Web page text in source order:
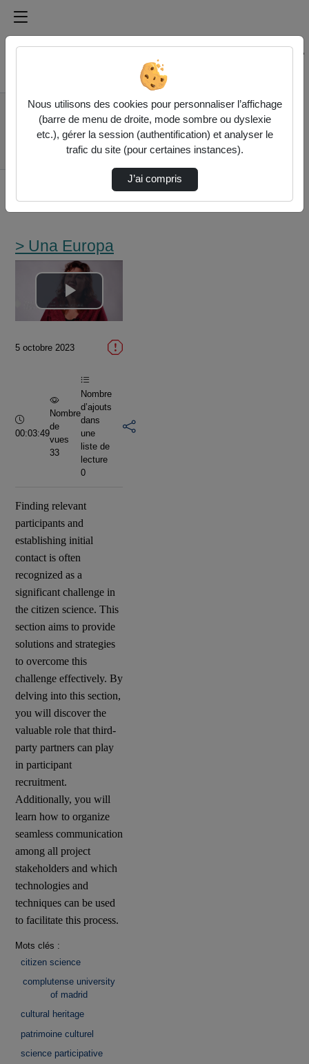
Médiathèque de l'université Paris
Rechercher un média sur Médiathèque de l'université
Accueil
> Una Europa
3. Alicia Castillo
Mena, "Engaging The
> Una Europa
Lire
la
vidéo
5 octobre 2023
Durée :
00:03:49
Nombre
de
vues
33
Nombre
d’ajouts
dans
une
liste de
lecture
0
Finding relevant
participants and
establishing initial
contact is often
recognized as a
significant challenge in
the citizen science. This
section aims to provide
solutions and strategies
to overcome this
challenge effectively. By
delving into this section,
you will discover the
valuable role that third-
party partners can play
in participant
recruitment.
Additionally, you will
learn how to organize
seamless communication
among all project
stakeholders and which
technologies and
techniques can be used
to facilitate this process.
Mots clés :
citizen science
complutense university
of madrid
cultural heritage
patrimoine culturel
science participative
Nous utilisons des cookies pour personnaliser l’affichage
(barre de menu de droite, mode sombre ou dyslexie
etc.), gérer la session (authentification) et analyser le
trafic du site (pour certaines instances).
J’ai compris